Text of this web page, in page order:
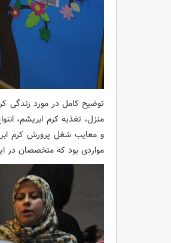
توضیح کامل در مورد زندگی
منزل، تغذیه کرم ابریشم،
و معایب شغل پرورش کرم
مواردی بود که متخصصان در